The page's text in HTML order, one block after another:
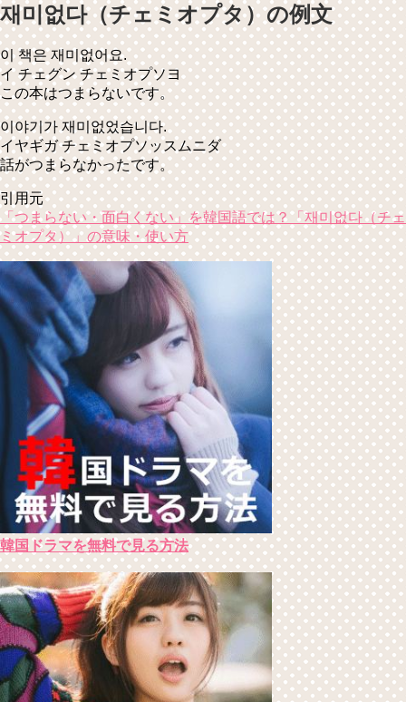
재미없다（チェミオプタ）の例文
이 책은 재미없어요.
イ チェグン チェミオプソヨ
この本はつまらないです。
이야기가 재미없었습니다.
イヤギガ チェミオプソッスムニダ
話がつまらなかったです。
引用元
「つまらない・面白くない」を韓国語では？「재미없다（チェ
ミオプタ）」の意味・使い方
韓国ドラマを無料で見る方法